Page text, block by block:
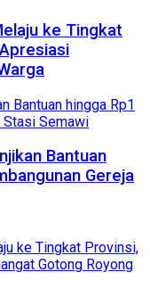
ke Tingkat
Bantuan
Gereja